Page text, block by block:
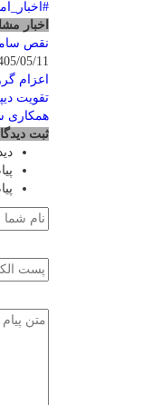
اخبار
نقص
05/11
اعزام
تقویت
همکاری
ثبت